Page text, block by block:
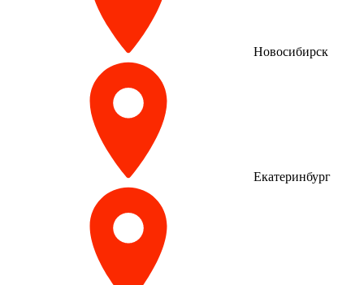
Новосибирск
Екатеринбург